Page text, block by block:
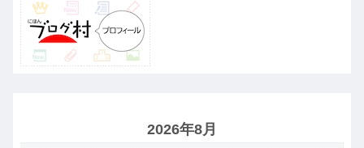
2026年8月